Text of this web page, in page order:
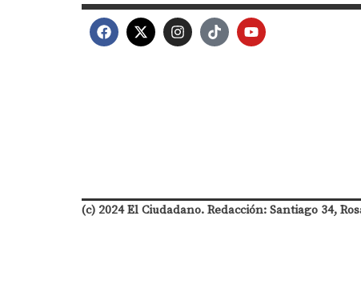
(c) 2024 El Ciudadano. Redacción: Santiago 34,